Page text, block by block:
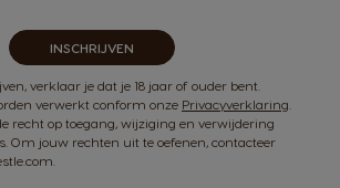
INSCHRIJVEN
verklaar je dat je 18 jaar of ouder bent.
verwerkt conform onze Privacyverklaring
recht op toegang, wijziging en verwijdering
Om jouw rechten uit te oefenen, contacteer